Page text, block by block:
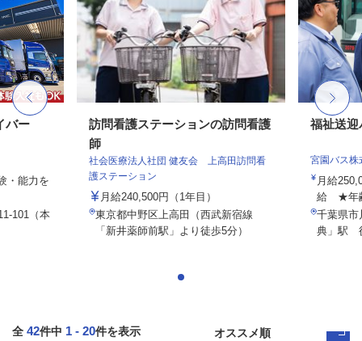
バー
・能力を
101（本
訪問看護ステーションの訪問看護
師
社会医療法人社団 健友会 上高田訪問看
護ステーション
月給240,500円（1年目）
東京都中野区上高田（西武新宿線
「新井薬師前駅」より徒歩5分）
福祉送迎
宮園バス株
月給
給 ★年
千葉県市
典」駅
全 42件中 1 - 20件を表示